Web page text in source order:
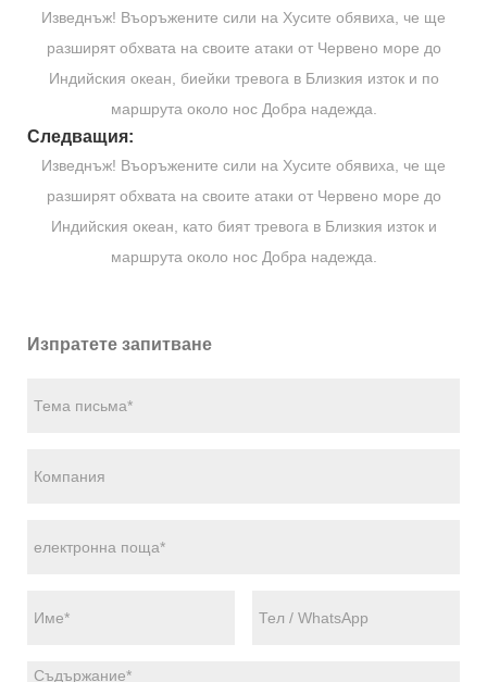
Изведнъж! Въоръжените сили на Хусите обявиха, че ще
разширят обхвата на своите атаки от Червено море до
Индийския океан, биейки тревога в Близкия изток и по
маршрута около нос Добра надежда.
Следващия:
Изведнъж! Въоръжените сили на Хусите обявиха, че ще
разширят обхвата на своите атаки от Червено море до
Индийския океан, като бият тревога в Близкия изток и
маршрута около нос Добра надежда.
Изпратете запитване